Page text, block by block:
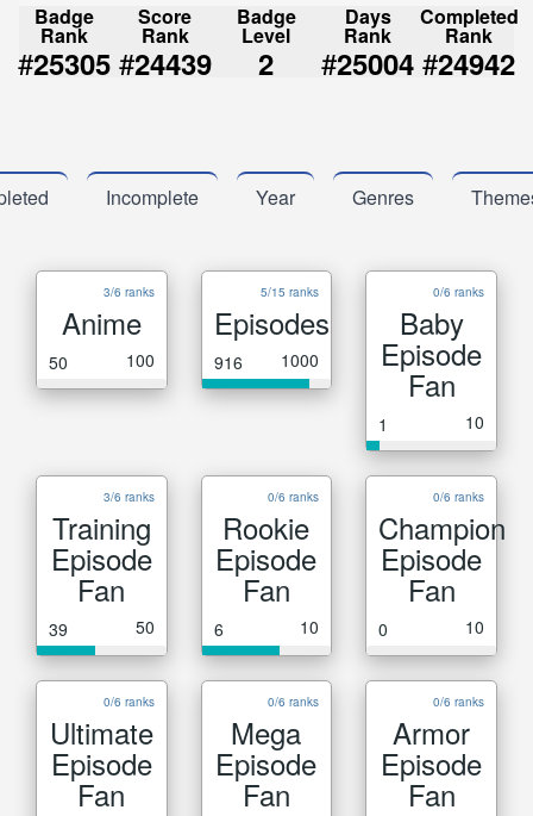
Badge
Rank
#25305
Score
Rank
#24439
Badge
Level
2
Days
Rank
#25004
Completed
Rank
#24942
Incomplete Year Genres
3/6 ranks
Anime
50 100
5/15 ranks
Episodes
916 1000
0/6 ranks
Baby
Episode
Fan
1 10
3/6 ranks
Training
Episode
Fan
39 50
0/6 ranks
Rookie
Episode
Fan
6 10
0/6 ranks
Champion
Episode
Fan
0 10
0/6 ranks
Ultimate
Episode
Fan
0/6 ranks
Mega
Episode
Fan
0/6 ranks
Armor
Episode
Fan